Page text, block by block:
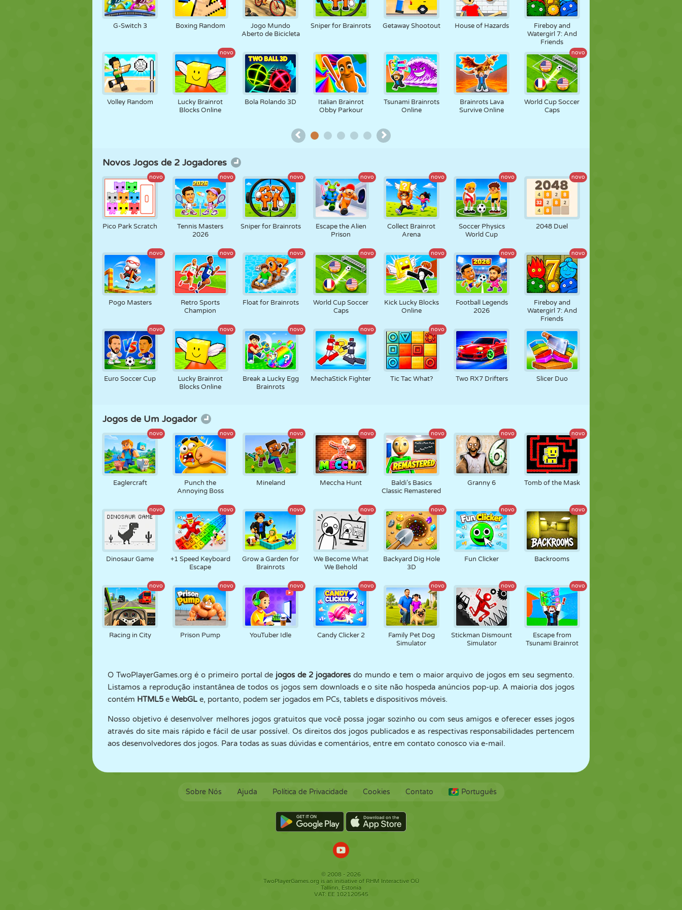
FANTOCHE
QUEBRA-
REAÇÃO RETRÔ ROBÔ CORRER ESCOLA TIRO FUTEBOL ESPAÇO STICKMAN
ESTRATÉGIA ACROBACIA TANQUE TÊNIS
JOGO DA
VELHA
TOUCH SCREEN TORRE CAMINHÃO GUERRA LUTA LIVRE ZUMBI
G-Switch 3 Boxing Random
Jogo Mundo
Aberto de Bicicleta
Sniper for Brainrots Getaway Shootout House of Hazards
Fireboy and
Watergirl 7: And
Friends
Volley Random
novo
Lucky Brainrot
Blocks Online
Bola Rolando 3D
Italian Brainrot
Obby Parkour
Tsunami Brainrots
Online
Brainrots Lava
Survive Online
novo
World Cup Soccer
Caps
Novos Jogos de 2 Jogadores
novo
Pico Park Scratch
novo
Tennis Masters
2026
novo
Sniper for Brainrots
novo
Escape the Alien
Prison
novo
Collect Brainrot
Arena
novo
Soccer Physics
World Cup
novo
2048 Duel
novo
Pogo Masters
novo
Retro Sports
Champion
novo
Float for Brainrots
novo
World Cup Soccer
Caps
novo
Kick Lucky Blocks
Online
novo
Football Legends
2026
novo
Fireboy and
Watergirl 7: And
Friends
novo
Euro Soccer Cup
novo
Lucky Brainrot
Blocks Online
novo
Break a Lucky Egg
Brainrots
novo
MechaStick Fighter
novo
Tic Tac What? Two RX7 Drifters Slicer Duo
Jogos de Um Jogador
novo
Eaglercraft
novo
Punch the
Annoying Boss
novo
Mineland
novo
Meccha Hunt
novo
Baldi’s Basics
Classic Remastered
novo
Granny 6
novo
Tomb of the Mask
novo
Dinosaur Game
novo
+1 Speed Keyboard
Escape
novo
Grow a Garden for
Brainrots
novo
We Become What
We Behold
novo
Backyard Dig Hole
3D
novo
Fun Clicker
novo
Backrooms
novo
Racing in City
novo
Prison Pump
novo
YouTuber Idle
novo
Candy Clicker 2
novo
Family Pet Dog
Simulator
novo
Stickman Dismount
Simulator
novo
Escape from
Tsunami Brainrot
O TwoPlayerGames.org é o primeiro portal de jogos de 2 jogadoresdo mundo e tem o maior arquivo de jogos em seu segmento.
Listamos a reprodução instantânea de todos os jogos sem downloads e o site não hospeda anúncios pop-up. A maioria dos jogos
contém HTML5e WebGL e, portanto, podem ser jogados em PCs, tablets e dispositivos móveis.
Nosso objetivo é desenvolver melhores jogos gratuitos que você possa jogar sozinho ou com seus amigos e oferecer esses jogos
através do site mais rápido e fácil de usar possível. Os direitos dos jogos publicados e as respectivas responsabilidades pertencem
aos desenvolvedores dos jogos. Para todas as suas dúvidas e comentários, entre em contato conosco via e-mail.
Sobre Nós Ajuda Política de Privacidade Cookies Contato Português
© 2008 - 2026
TwoPlayerGames.org is an initiative of RHM Interactive OÜ
Tallinn, Estonia
VAT: EE 102120545